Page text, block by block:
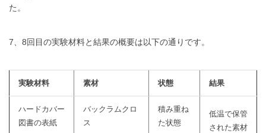
た。
7、8回目の実験材料と結果の概要は以下の通りです。
実験材料 素材 状態 結果
ハードカバー
図書の表紙
バックラムクロ
ス
積み重ね
た状態
低温で保管
された素材